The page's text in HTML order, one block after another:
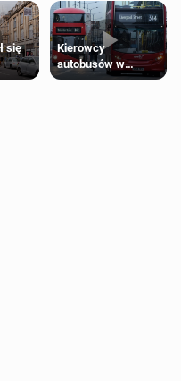
się
Kierowcy
autobusów w
Londynie